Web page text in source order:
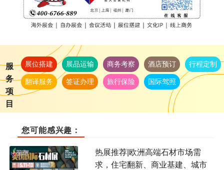
服
务
项
目
展位搭建 展品运输 商务考察 酒店预订 行程定制
翻译服务 签证办理 旅行保险 国际驾照
您可能感兴趣：
热展推荐|欧洲高端石材市场需
求，住宅翻新、商业基建、城市